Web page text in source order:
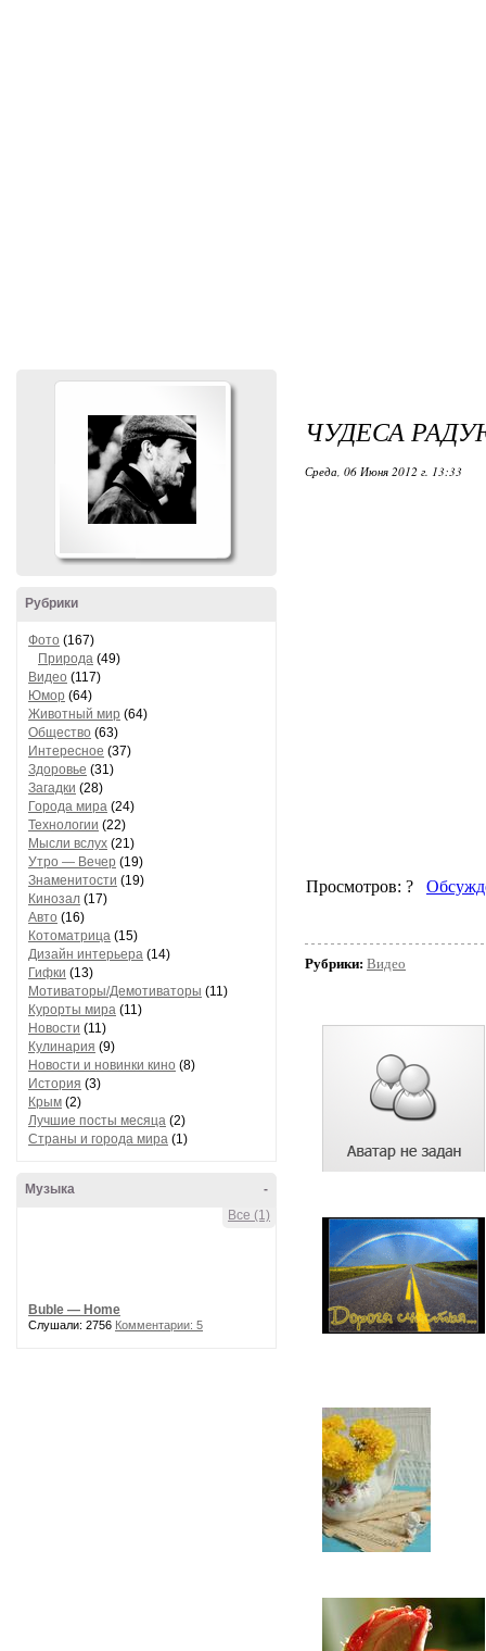
Рубрики
Фото (167)
Природа (49)
Видео (117)
Юмор (64)
Животный мир (64)
Общество (63)
Интересное (37)
Здоровье (31)
Загадки (28)
Города мира (24)
Технологии (22)
Мысли вслух (21)
Утро — Вечер (19)
Знаменитости (19)
Кинозал (17)
Авто (16)
Котоматрица (15)
Дизайн интерьера (14)
Гифки (13)
Мотиваторы/Демотиваторы (11)
Курорты мира (11)
Новости (11)
Кулинария (9)
Новости и новинки кино (8)
История (3)
Крым (2)
Лучшие посты месяца (2)
Страны и города мира (1)
-
Музыка
Все (1)
Buble — Home
Слушали: 2756 Комментарии: 5
ЧУДЕСА
Среда, 06 Июня 2012 г. 13:33
Рубрики: Видео